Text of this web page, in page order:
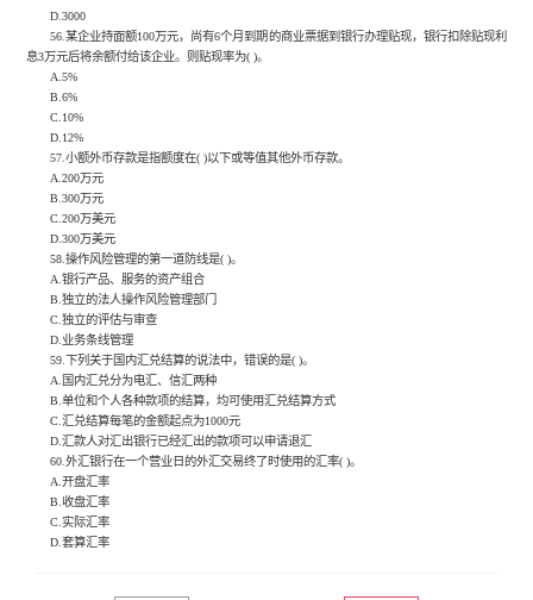
D.3000
56.某企业持面额100万元，尚有6个月到期的商业票据到银行办理贴现，银行扣除贴现利
息3万元后将余额付给该企业。则贴现率为( )。
A.5%
B.6%
C.10%
D.12%
57.小额外币存款是指额度在( )以下或等值其他外币存款。
A.200万元
B.300万元
C.200万美元
D.300万美元
58.操作风险管理的第一道防线是( )。
A.银行产品、服务的资产组合
B.独立的法人操作风险管理部门
C.独立的评估与审查
D.业务条线管理
59.下列关于国内汇兑结算的说法中，错误的是( )。
A.国内汇兑分为电汇、信汇两种
B.单位和个人各种款项的结算，均可使用汇兑结算方式
C.汇兑结算每笔的金额起点为1000元
D.汇款人对汇出银行已经汇出的款项可以申请退汇
60.外汇银行在一个营业日的外汇交易终了时使用的汇率( )。
A.开盘汇率
B.收盘汇率
C.实际汇率
D.套算汇率